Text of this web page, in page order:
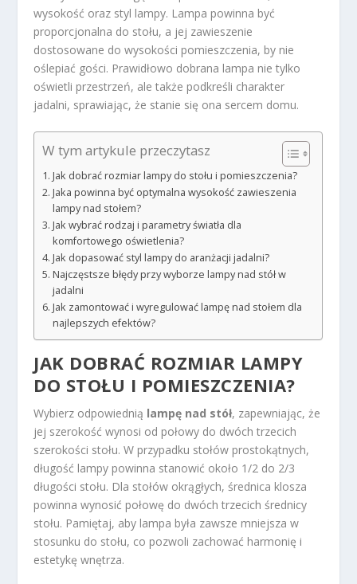
wysokość oraz styl lampy. Lampa powinna być
proporcjonalna do stołu, a jej zawieszenie
dostosowane do wysokości pomieszczenia, by nie
oślepiać gości. Prawidłowo dobrana lampa nie tylko
oświetli przestrzeń, ale także podkreśli charakter
jadalni, sprawiając, że stanie się ona sercem domu.
W tym artykule przeczytasz
Jak dobrać rozmiar lampy do stołu i pomieszczenia?
Jaka powinna być optymalna wysokość zawieszenia
lampy nad stołem?
Jak wybrać rodzaj i parametry światła dla
komfortowego oświetlenia?
Jak dopasować styl lampy do aranżacji jadalni?
Najczęstsze błędy przy wyborze lampy nad stół w
jadalni
Jak zamontować i wyregulować lampę nad stołem dla
najlepszych efektów?
JAK DOBRAĆ ROZMIAR LAMPY
DO STOŁU I POMIESZCZENIA?
Wybierz odpowiednią lampę nad stół, zapewniając, że
jej szerokość wynosi od połowy do dwóch trzecich
szerokości stołu. W przypadku stołów prostokątnych,
długość lampy powinna stanowić około 1/2 do 2/3
długości stołu. Dla stołów okrągłych, średnica klosza
powinna wynosić połowę do dwóch trzecich średnicy
stołu. Pamiętaj, aby lampa była zawsze mniejsza w
stosunku do stołu, co pozwoli zachować harmonię i
estetykę wnętrza.